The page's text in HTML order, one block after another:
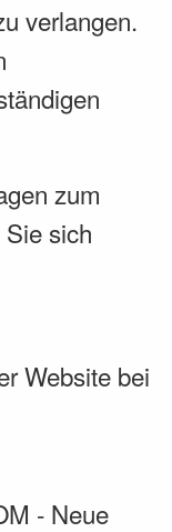
verlangen.
zum
sich
Website bei
- Neue